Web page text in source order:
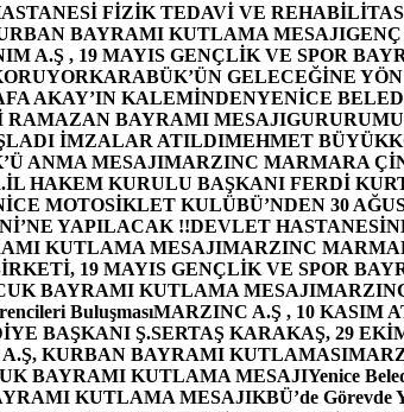
FİZİK TEDAVİ VE
BAYRAMI KUTLAMA MESAJI
A.Ş , 19 MAYIS GENÇLİK VE SPOR
KARABÜK’ÜN GELECEĞİNE
AKAY’IN KALEMİNDENYENİCE
BAYRAMI MESAJI
İMZALAR ATILDIMEHMET
ANMA MESAJIMARZINC MARMARA
İL HAKEM KURULU BAŞKANI FERDİ
MOTOSİKLET KULÜBÜ’NDEN 30
YAPILACAK !!DEVLET
KUTLAMA MESAJIMARZINC
19 MAYIS GENÇLİK VE SPOR
BAYRAMI KUTLAMA MESAJI
BuluşmasıMARZINC A.Ş , 10 KASIM
BAŞKANI Ş.SERTAŞ KARAKAŞ, 29
KURBAN BAYRAMI KUTLAMASI
BAYRAMI KUTLAMA MESAJIYenice
KUTLAMA MESAJIKBÜ’de Görevde